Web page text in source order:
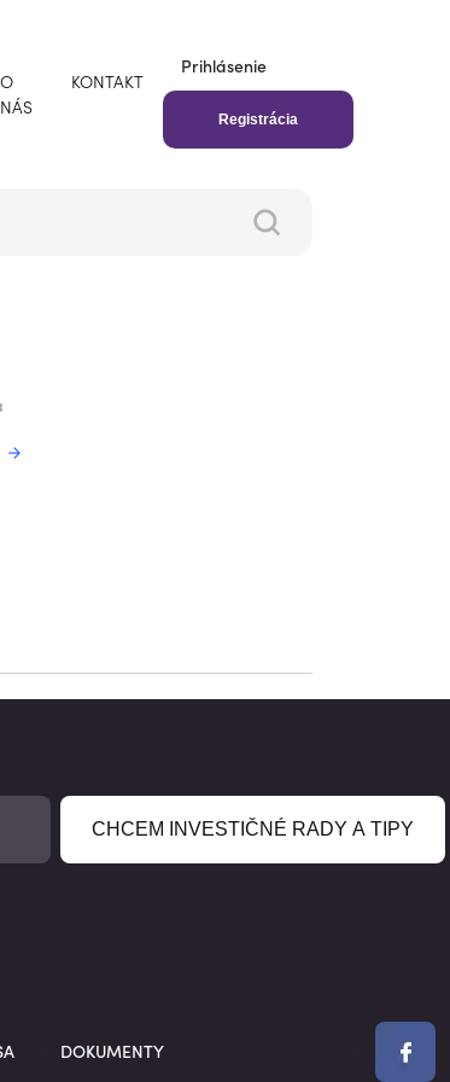
O
NÁS
KONTAKT
Prihlásenie
Registrácia
CHCEM INVESTIČNÉ RADY A TIPY
DOKUMENTY